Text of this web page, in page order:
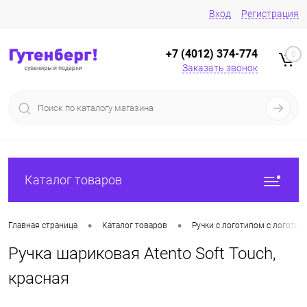
Вход Регистрация
+7 (4012) 374-774
Заказать звонок
0
Каталог товаров
Главная страница • Каталог товаров • Ручки с логотипом с
Ручка шариковая Atento Soft Touch,
красная